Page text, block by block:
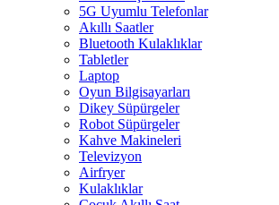
5G Uyumlu Telefonlar
Akıllı Saatler
Bluetooth Kulaklıklar
Tabletler
Laptop
Oyun Bilgisayarları
Dikey Süpürgeler
Robot Süpürgeler
Kahve Makineleri
Televizyon
Airfryer
Kulaklıklar